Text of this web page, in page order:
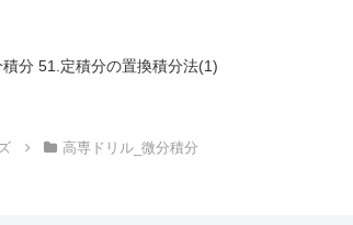
分 51.定積分の置換積分法(1)
高専ドリル_微分積分